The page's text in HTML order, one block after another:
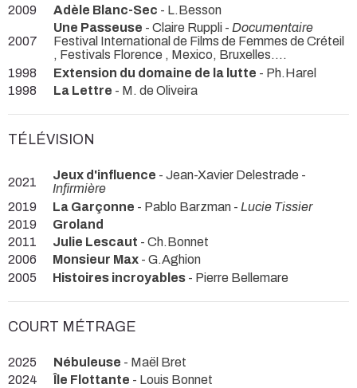
2009
Adèle Blanc-Sec - L.Besson
2007
Une Passeuse - Claire Ruppli - Documentaire
Festival International de Films de Femmes de Créteil
, Festivals Florence , Mexico, Bruxelles....
1998
Extension du domaine de la lutte - Ph.Harel
1998
La Lettre - M. de Oliveira
TÉLÉVISION
2021 Jeux d'influence - Jean-Xavier Delestrade -
Infirmière
2019
La Garçonne - Pablo Barzman - Lucie Tissier
2019
Groland
2011
Julie Lescaut - Ch.Bonnet
2006
Monsieur Max - G.Aghion
2005
Histoires incroyables - Pierre Bellemare
COURT MÉTRAGE
2025 Nébuleuse - Maël Bret
2024
Île Flottante - Louis Bonnet